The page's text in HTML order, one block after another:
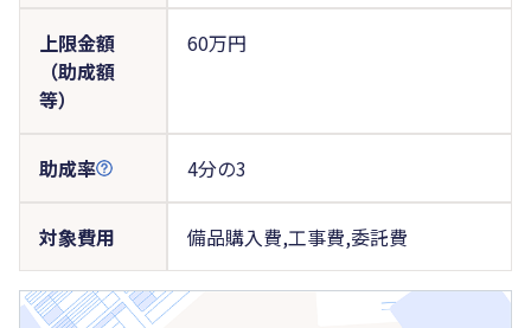
上限金額
（助成額
等）
60万円
助成率 4分の3
対象費用 備品購入費,工事費,委託費